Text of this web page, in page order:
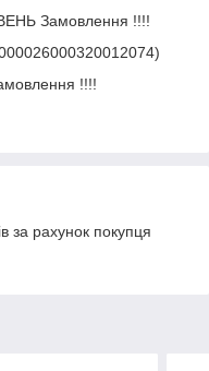
Замовлення !!!!
!!!!
за рахунок покупця